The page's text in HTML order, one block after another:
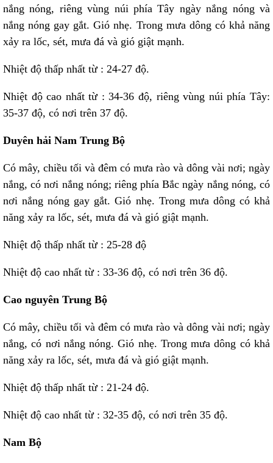
nắng nóng, riêng vùng núi phía Tây ngày nắng nóng và
nắng nóng gay gắt. Gió nhẹ. Trong mưa dông có khả năng
xảy ra lốc, sét, mưa đá và gió giật mạnh.
Nhiệt độ thấp nhất từ : 24-27 độ.
Nhiệt độ cao nhất từ : 34-36 độ, riêng vùng núi phía Tây:
35-37 độ, có nơi trên 37 độ.
Duyên hải Nam Trung Bộ
Có mây, chiều tối và đêm có mưa rào và dông vài nơi; ngày
nắng, có nơi nắng nóng; riêng phía Bắc ngày nắng nóng, có
nơi nắng nóng gay gắt. Gió nhẹ. Trong mưa dông có khả
năng xảy ra lốc, sét, mưa đá và gió giật mạnh.
Nhiệt độ thấp nhất từ : 25-28 độ
Nhiệt độ cao nhất từ : 33-36 độ, có nơi trên 36 độ.
Cao nguyên Trung Bộ
Có mây, chiều tối và đêm có mưa rào và dông vài nơi; ngày
nắng, có nơi nắng nóng. Gió nhẹ. Trong mưa dông có khả
năng xảy ra lốc, sét, mưa đá và gió giật mạnh.
Nhiệt độ thấp nhất từ : 21-24 độ.
Nhiệt độ cao nhất từ : 32-35 độ, có nơi trên 35 độ.
Nam Bộ